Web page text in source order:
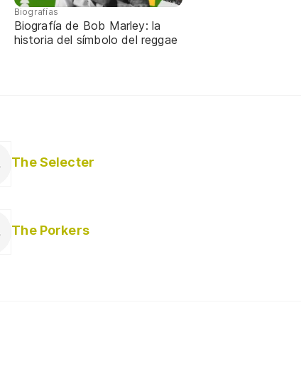
Biografías
Biografía de Bob Marley: la
historia del símbolo del reggae
The Selecter
The Porkers